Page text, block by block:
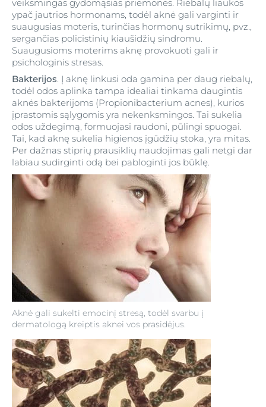
Aknė gali sukelti emocinį stresą, todėl svarbu į
dermatologą kreiptis aknei vos prasidėjus.
veiksmingas gydomąsias priemones. Riebalų liaukos
ypač jautrios hormonams, todėl aknė gali varginti ir
suaugusias moteris, turinčias hormonų sutrikimų, pvz.,
sergančias policistinių kiaušidžių sindromu.
Suaugusioms moterims aknę provokuoti gali ir
psichologinis stresas.
Bakterijos. Į aknę linkusi oda gamina per daug riebalų,
todėl odos aplinka tampa idealiai tinkama daugintis
aknės bakterijoms (Propionibacterium acnes), kurios
įprastomis sąlygomis yra nekenksmingos. Tai sukelia
odos uždegimą, formuojasi raudoni, pūlingi spuogai.
Tai, kad aknę sukelia higienos įgūdžių stoka, yra mitas.
Per dažnas stiprių prausiklių naudojimas gali netgi dar
labiau sudirginti odą bei pabloginti jos būklę.